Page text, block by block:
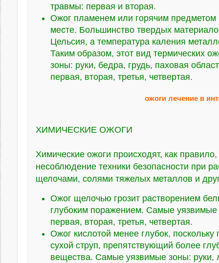
травмы: первая и вторая.
Ожог пламенем или горячим предметом
месте. Большинство твердых
Цельсия, а температура каления
Таким образом, этот вид термических
зоны: руки, бедра, грудь, паховая
первая, вторая, третья, четвертая.
ожоги лечение в
ХИМИЧЕСКИЕ ОЖОГИ
Химические ожоги происходят, как
несоблюдение техники безопасности при
щелочами, солями тяжелых металлов и
Ожог щелочью грозит растворением
глубоким поражением. Самые
первая, вторая, третья, четвертая.
Ожог кислотой менее глубок,
сухой струп, препятствующий более
вещества. Самые уязвимые зоны: руки,